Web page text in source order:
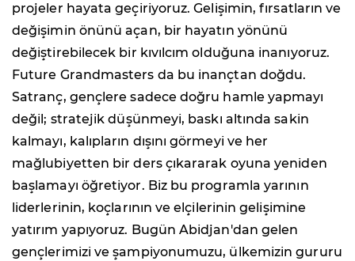
projeler hayata geçiriyoruz. Gelişimin, fırsatların ve
değişimin önünü açan, bir hayatın yönünü
değiştirebilecek bir kıvılcım olduğuna inanıyoruz.
Future Grandmasters da bu inançtan doğdu.
Satranç, gençlere sadece doğru hamle yapmayı
değil; stratejik düşünmeyi, baskı altında sakin
kalmayı, kalıpların dışını görmeyi ve her
mağlubiyetten bir ders çıkararak oyuna yeniden
başlamayı öğretiyor. Biz bu programla yarının
liderlerinin, koçlarının ve elçilerinin gelişimine
yatırım yapıyoruz. Bugün Abidjan'dan gelen
gençlerimizi ve şampiyonumuzu, ülkemizin gururu